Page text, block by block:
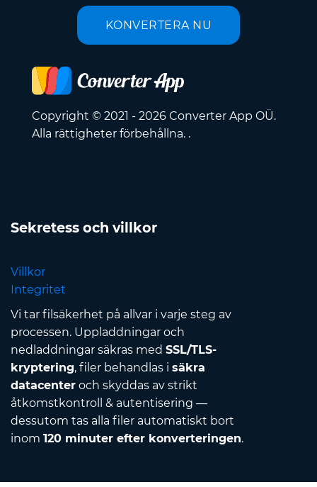
KONVERTERA NU
Copyright © 2021 - 2026 Converter App OÜ.
Alla rättigheter förbehållna. .
Sekretess och villkor
Villkor
Integritet
Vi tar filsäkerhet på allvar i varje steg av
processen. Uppladdningar och
nedladdningar säkras med SSL/TLS-
kryptering, filer behandlas i säkra
datacenter och skyddas av strikt
åtkomstkontroll & autentisering —
dessutom tas alla filer automatiskt bort
inom 120 minuter efter konverteringen.